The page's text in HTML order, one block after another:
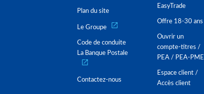
Plan du site
Le Groupe
Code de conduite
La Banque Postale
Contactez-nous
EasyTrade
Offre 18-30 ans
Ouvrir un
compte-titres /
PEA / PEA-PME
Espace client /
Accès client